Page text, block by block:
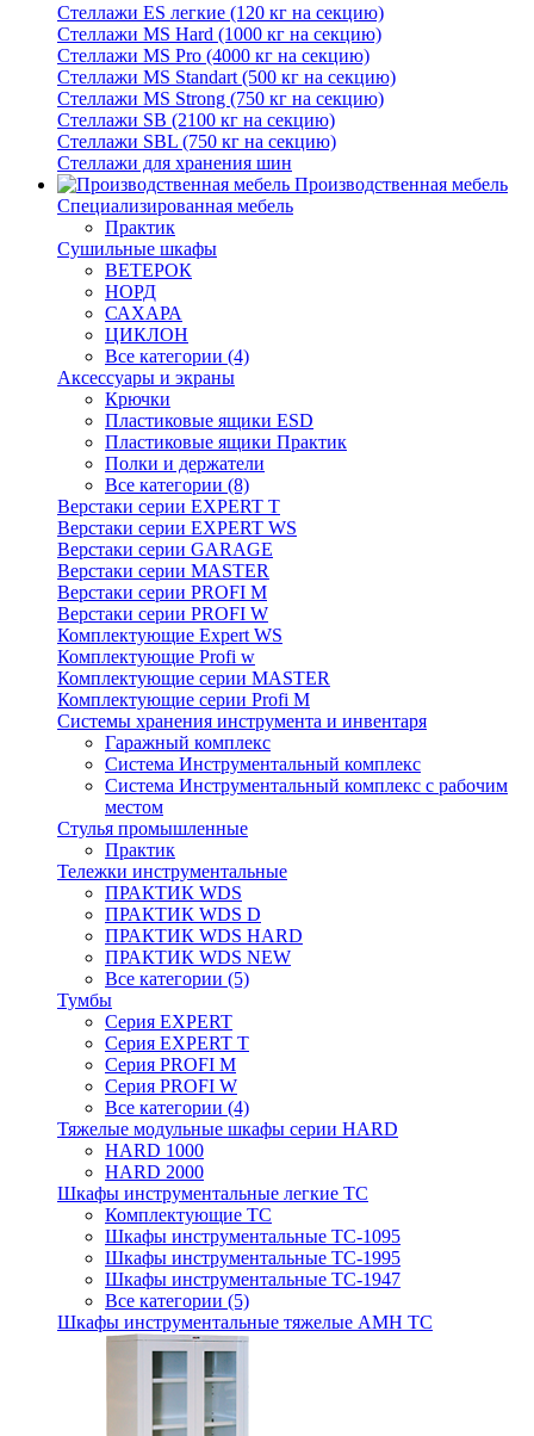
Стеллажи ES легкие (120 кг на секцию)
Стеллажи MS Hard (1000 кг на секцию)
Стеллажи MS Pro (4000 кг на секцию)
Стеллажи MS Standart (500 кг на секцию)
Стеллажи MS Strong (750 кг на секцию)
Стеллажи SB (2100 кг на секцию)
Стеллажи SBL (750 кг на секцию)
Стеллажи для хранения шин
Производственная мебель
Cпециализированная мебель
Практик
Cушильные шкафы
ВЕТЕРОК
НОРД
САХАРА
ЦИКЛОН
Все категории (4)
Аксессуары и экраны
Крючки
Пластиковые ящики ESD
Пластиковые ящики Практик
Полки и держатели
Все категории (8)
Верстаки серии EXPERT T
Верстаки серии EXPERT WS
Верстаки серии GARAGE
Верстаки серии MASTER
Верстаки серии PROFI M
Верстаки серии PROFI W
Комплектующие Expert WS
Комплектующие Profi w
Комплектующие серии MASTER
Комплектующие серии Profi M
Системы хранения инструмента и инвентаря
Гаражный комплекс
Система Инструментальный комплекс
Система Инструментальный комплекс с рабочим
местом
Стулья промышленные
Практик
Тележки инструментальные
ПРАКТИК WDS
ПРАКТИК WDS D
ПРАКТИК WDS HARD
ПРАКТИК WDS NEW
Все категории (5)
Тумбы
Серия EXPERT
Серия EXPERT T
Серия PROFI M
Серия PROFI W
Все категории (4)
Тяжелые модульные шкафы серии HARD
HARD 1000
HARD 2000
Шкафы инструментальные легкие ТС
Комплектующие ТС
Шкафы инструментальные TC-1095
Шкафы инструментальные TC-1995
Шкафы инструментальные ТС-1947
Все категории (5)
Шкафы инструментальные тяжелые AMH TC